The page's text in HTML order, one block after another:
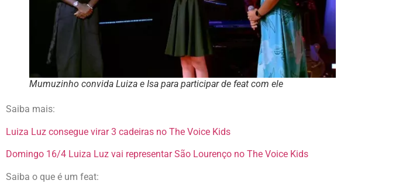
Mumuzinho convida Luiza e Isa para participar de feat com ele
Saiba mais:
Luiza Luz consegue virar 3 cadeiras no The Voice Kids
Domingo 16/4 Luiza Luz vai representar São Lourenço no The Voice Kids
Saiba o que é um feat: